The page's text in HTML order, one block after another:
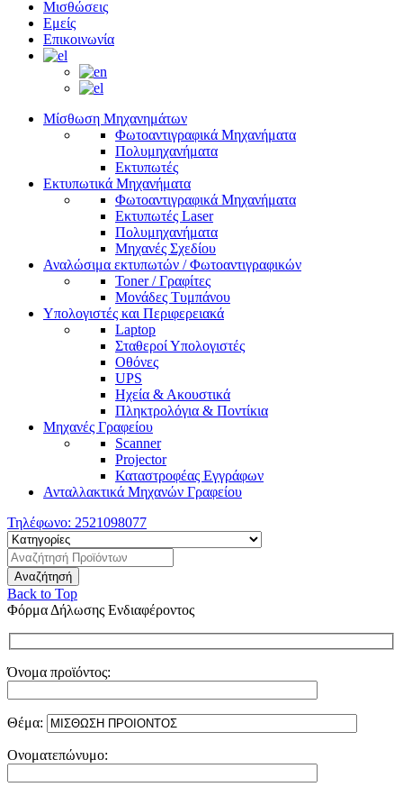
Μισθώσεις
Εμείς
Επικοινωνία
Μίσθωση Μηχανημάτων
Φωτοαντιγραφικά Μηχανήματα
Πολυμηχανήματα
Εκτυπωτές
Εκτυπωτικά Μηχανήματα
Φωτοαντιγραφικά Μηχανήματα
Εκτυπωτές Laser
Πολυμηχανήματα
Μηχανές Σχεδίου
Αναλώσιμα εκτυπωτών / Φωτοαντιγραφικών
Toner / Γραφίτες
Μονάδες Τυμπάνου
Υπολογιστές και Περιφερειακά
Laptop
Σταθεροί Υπολογιστές
Οθόνες
UPS
Ηχεία & Ακουστικά
Πληκτρολόγια & Ποντίκια
Μηχανές Γραφείου
Scanner
Projector
Καταστροφέας Εγγράφων
Ανταλλακτικά Μηχανών Γραφείου
Τηλέφωνο: 2521098077
Back to Top
Φόρμα Δήλωσης Ενδιαφέροντος
Όνομα προϊόντος:
Θέμα:
Ονοματεπώνυμο: